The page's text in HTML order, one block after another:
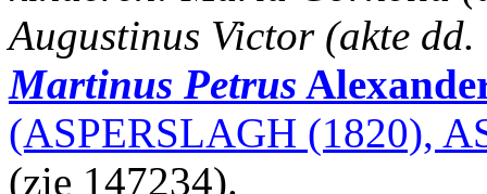
Augustinus Victor (akte
Martinus Petrus
(ASPERSLAGH (1820),
(zie 147234).